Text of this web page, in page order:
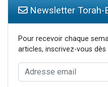
Newsletter Torah-
Pour recevoir chaque
articles, inscrivez-vous